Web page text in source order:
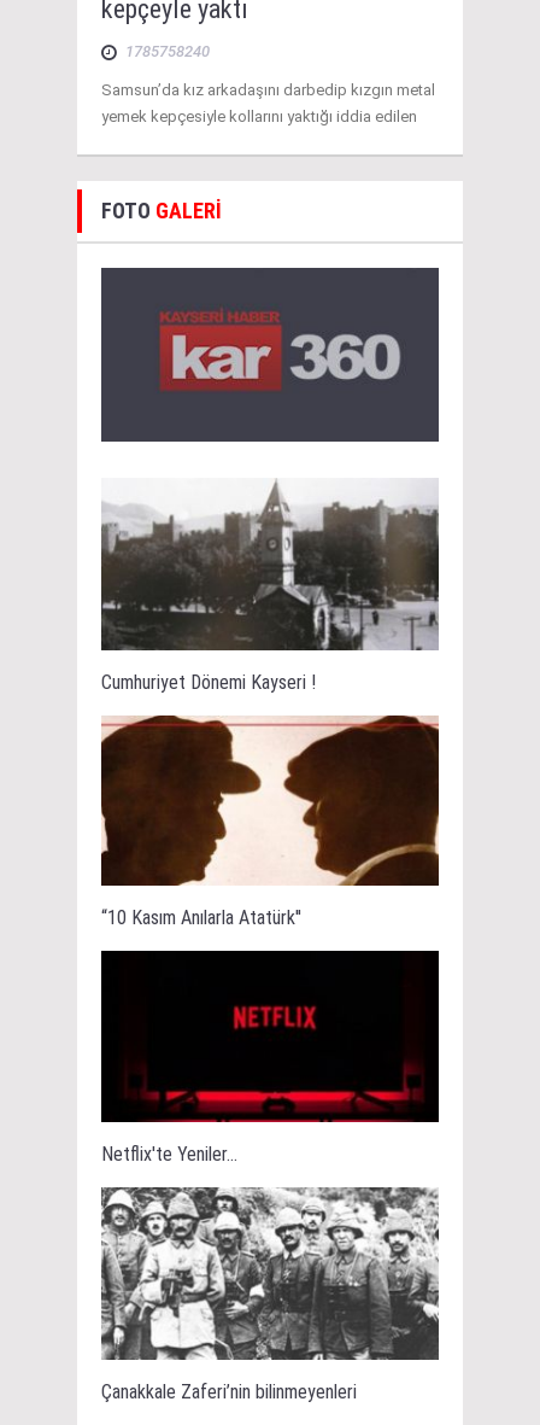
kepçeyle yaktı
1785758240
Samsun’da kız arkadaşını darbedip kızgın metal
yemek kepçesiyle kollarını yaktığı iddia edilen
FOTO GALERİ
Cumhuriyet Dönemi Kayseri !
“10 Kasım Anılarla Atatürk''
Netflix'te Yeniler...
Çanakkale Zaferi’nin bilinmeyenleri